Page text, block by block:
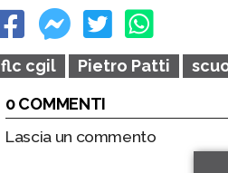
flc cgil Pietro Patti
0 COMMENTI
Lascia un commento